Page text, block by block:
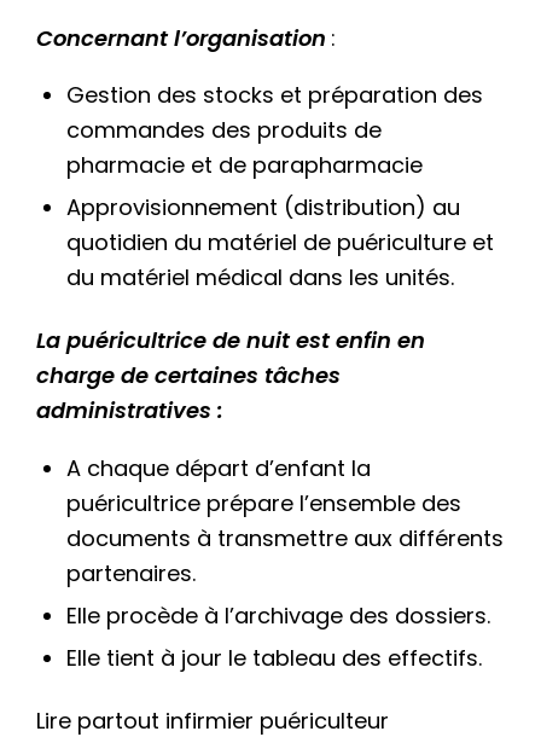
Concernant l’organisation :
Gestion des stocks et préparation des
commandes des produits de
pharmacie et de parapharmacie
Approvisionnement (distribution) au
quotidien du matériel de puériculture et
du matériel médical dans les unités.
La puéricultrice de nuit est enfin en
charge de certaines tâches
administratives :
A chaque départ d’enfant la
puéricultrice prépare l’ensemble des
documents à transmettre aux différents
partenaires.
Elle procède à l’archivage des dossiers.
Elle tient à jour le tableau des effectifs.
Lire partout infirmier puériculteur